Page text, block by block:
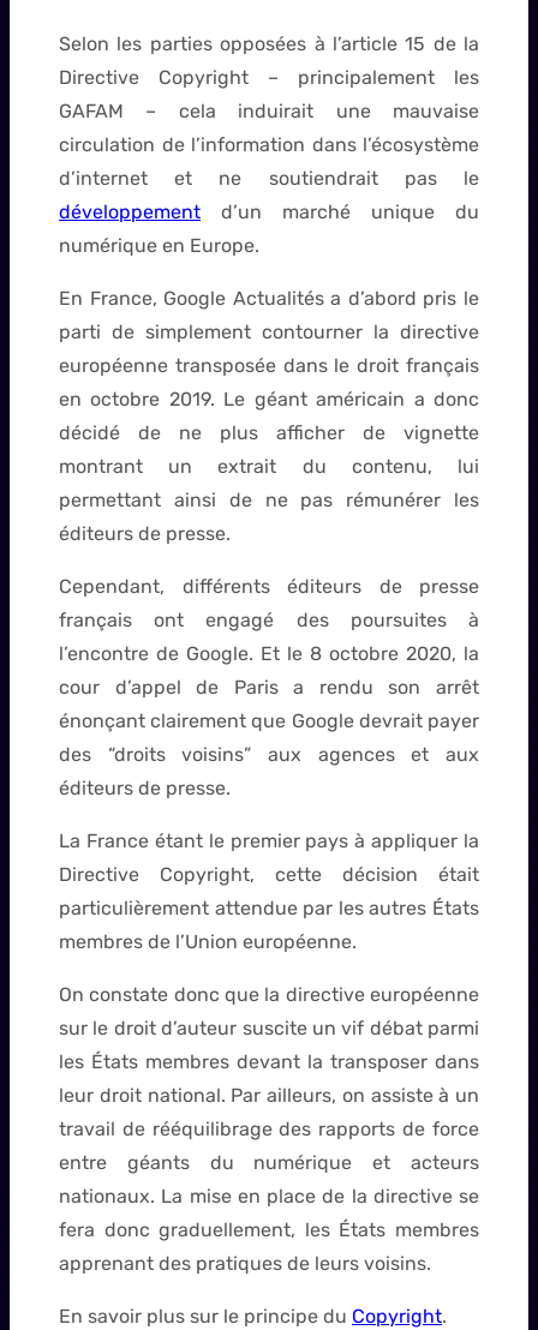
Selon les parties opposées à l’article 15 de la
Directive Copyright – principalement les
GAFAM – cela induirait une mauvaise
circulation de l’information dans l’écosystème
d’internet et ne soutiendrait pas le
développement d’un marché unique du
numérique en Europe.
En France, Google Actualités a d’abord pris le
parti de simplement contourner la directive
européenne transposée dans le droit français
en octobre 2019. Le géant américain a donc
décidé de ne plus afficher de vignette
montrant un extrait du contenu, lui
permettant ainsi de ne pas rémunérer les
éditeurs de presse.
Cependant, différents éditeurs de presse
français ont engagé des poursuites à
l’encontre de Google. Et le 8 octobre 2020, la
cour d’appel de Paris a rendu son arrêt
énonçant clairement que Google devrait payer
des “droits voisins” aux agences et aux
éditeurs de presse.
La France étant le premier pays à appliquer la
Directive Copyright, cette décision était
particulièrement attendue par les autres États
membres de l’Union européenne.
On constate donc que la directive européenne
sur le droit d’auteur suscite un vif débat parmi
les États membres devant la transposer dans
leur droit national. Par ailleurs, on assiste à un
travail de rééquilibrage des rapports de force
entre géants du numérique et acteurs
nationaux. La mise en place de la directive se
fera donc graduellement, les États membres
apprenant des pratiques de leurs voisins.
En savoir plus sur le principe du Copyright.